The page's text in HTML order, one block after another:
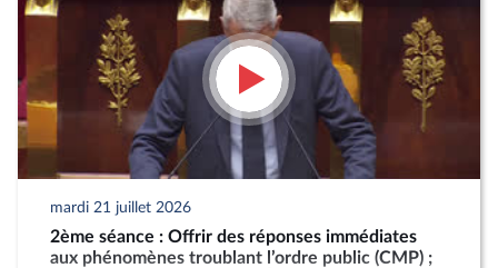
mardi 21 juillet 2026
2ème séance : Offrir des réponses immédiates
aux phénomènes troublant l’ordre public (CMP) ;